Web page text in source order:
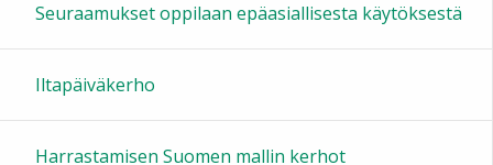
Seuraamukset oppilaan epäasiallisesta käytöksestä
Iltapäiväkerho
Harrastamisen Suomen mallin kerhot